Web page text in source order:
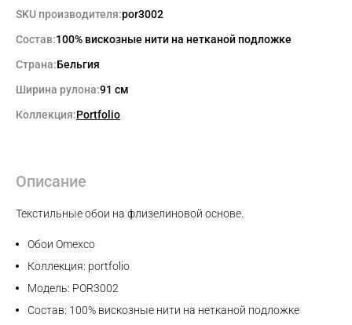
SKU производителя:por3002
Состав:100% вискозные нити на нетканой подложке
Страна:Бельгия
Ширина рулона:91 см
Коллекция:Portfolio
Описание
Текстильные обои на флизелиновой основе.
Обои Omexco
Коллекция: portfolio
Модель: POR3002
Состав: 100% вискозные нити на нетканой подложке